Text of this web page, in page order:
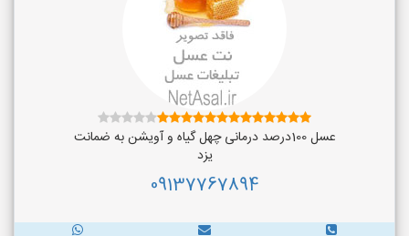
عسل 100درصد درمانی چهل گیاه و آویشن به ضمانت
یزد
09137767894